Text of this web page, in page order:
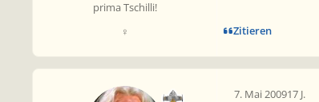
prima Tschilli!
♀
Zitieren
7. Mai 200917 J.